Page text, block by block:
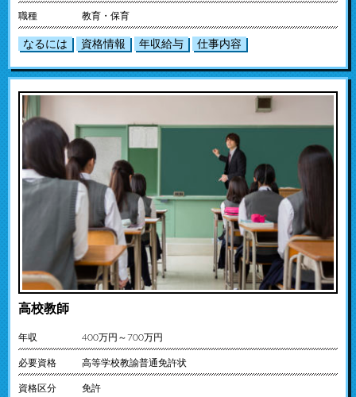
職種 教育・保育
なるには 資格情報 年収給与 仕事内容
高校教師
年収 400万円～700万円
必要資格 高等学校教諭普通免許状
資格区分 免許